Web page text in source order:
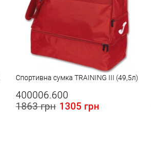
Спортивна сумка TRAINING III (49,5л)
400006.600
1863 грн 1305 грн